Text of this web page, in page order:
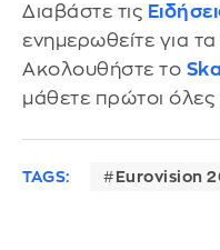
Διαβάστε τις
ενημερωθείτε για
Ακολουθήστε το
μάθετε πρώτοι όλες
TAGS: Eurovision